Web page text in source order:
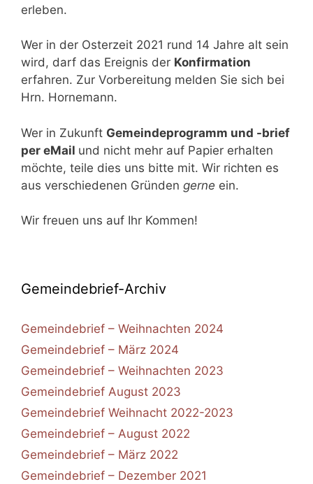
erleben.
Wer in der Osterzeit 2021 rund 14 Jahre alt sein
wird, darf das Ereignis der Konfirmation
erfahren. Zur Vorbereitung melden Sie sich bei
Hrn. Hornemann.
Wer in Zukunft Gemeindeprogramm und -brief
per eMail und nicht mehr auf Papier erhalten
möchte, teile dies uns bitte mit. Wir richten es
aus verschiedenen Gründen gerne ein.
Wir freuen uns auf Ihr Kommen!
Gemeindebrief-Archiv
Gemeindebrief – Weihnachten 2024
Gemeindebrief – März 2024
Gemeindebrief – Weihnachten 2023
Gemeindebrief August 2023
Gemeindebrief Weihnacht 2022-2023
Gemeindebrief – August 2022
Gemeindebrief – März 2022
Gemeindebrief – Dezember 2021